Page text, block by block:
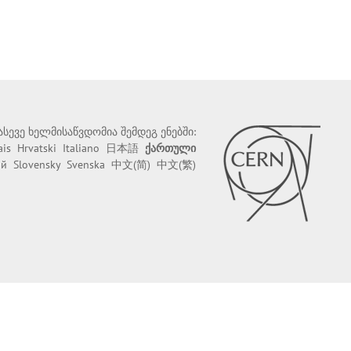
ხელმისაწვდომია შემდეგ ენებში:
Hrvatski Italiano 日本語 ქართული
Slovensky Svenska 中文(简) 中文(繁)